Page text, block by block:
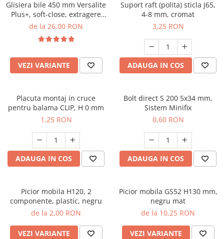
Glisiera bile 450 mm Versalite
Plus+, soft-close, extragere
totala, 40 kg
de la 26,00 RON
VEZI VARIANTE
Suport raft (polita) sticla J65,
4-8 mm, cromat
3,25 RON
ADAUGA IN COS
Placuta montaj in cruce
pentru balama CLIP, H 0 mm
1,25 RON
ADAUGA IN COS
Bolt direct S 200 5x34 mm,
Sistem Minifix
0,60 RON
ADAUGA IN COS
Picior mobila H120, 2
componente, plastic, negru
de la 2,00 RON
VEZI VARIANTE
Picior mobila GS52 H130 mm,
negru mat
de la 10,25 RON
VEZI VARIANTE